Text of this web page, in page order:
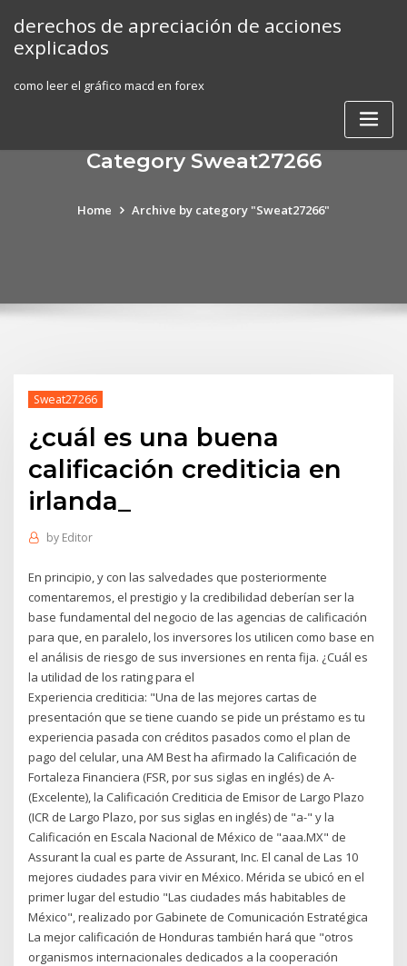
content
derechos de apreciación de acciones
explicados
como leer el gráfico macd en forex
Category Sweat27266
Home Archive by category "Sweat27266"
Sweat27266
¿cuál es una buena
calificación crediticia en
irlanda_
by Editor
En principio, y con las salvedades que posteriormente
comentaremos, el prestigio y la credibilidad deberían ser la
base fundamental del negocio de las agencias de calificación
para que, en paralelo, los inversores los utilicen como base en
el análisis de riesgo de sus inversiones en renta fija. ¿Cuál es
la utilidad de los rating para el
Experiencia crediticia: "Una de las mejores cartas de
presentación que se tiene cuando se pide un préstamo es tu
experiencia pasada con créditos pasados como el plan de
pago del celular, una AM Best ha afirmado la Calificación de
Fortaleza Financiera (FSR, por sus siglas en inglés) de A-
(Excelente), la Calificación Crediticia de Emisor de Largo Plazo
(ICR de Largo Plazo, por sus siglas en inglés) de "a-" y la
Calificación en Escala Nacional de México de "aaa.MX" de
Assurant la cual es parte de Assurant, Inc. El canal de Las 10
mejores ciudades para vivir en México. Mérida se ubicó en el
primer lugar del estudio "Las ciudades más habitables de
México", realizado por Gabinete de Comunicación Estratégica
La mejor calificación de Honduras también hará que "otros
organismos internacionales dedicados a la cooperación